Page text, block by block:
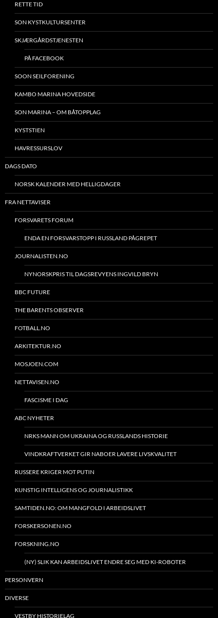
RETTE TID
SON KYSTKULTURSENTER
SKJÆRGÅRDSTJENESTEN
PÅ FACEBOOK
SOON SEILFORENING
KAMBO MARINA HOVEDSIDE
SON MARINA – OM BÅTOPPLAG
KYSTSTIEN
HAVRESSURSLOV
DAGS DATO
NORSK KALENDER MED HELLIGDAGER
FRA NETTAVISER
FORSVARETS FORUM
ENDA EN FORSVARSTOPP I RUSSLAND PÅGREPET
JOURNALISTEN.NO
NYNORSKPRIS TIL DAGSREVYENS INGVILD BRYN
BBC FUTURE
THE BARENTS OBSERVER
FOTBALL.NO
ARKITEKTUR.NO
MOSJOEN.COM
NETTAVISEN.NO
FASCISME I DAG
ABC NYHETER
NRKS MANN OM UKRAINA OG RUSSLANDS HISTORIE
VINDKRAFTVERKET GIR NABOER LAVERE LIVSKVALITET
RUSSERE KRIGER MOT PUTIN
KUNSTIG INTELLIGENS OG JOURNALISTIKK
SAMTIDEN.NO: OM MANGFOLD I ARBEIDSLIVET
FORSKERSONEN.NO
FORSKNING.NO
(NY) SLIK KAN ARBEIDSLIVET ENDRE SEG MED KI-ROBOTER
PERSONVERN
DIVERSE
VESTBY HISTORIELAG